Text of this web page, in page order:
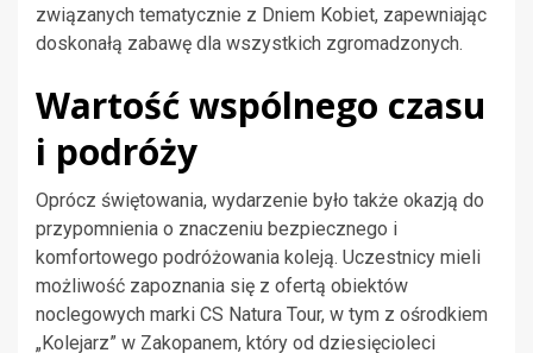
związanych tematycznie z Dniem Kobiet, zapewniając
doskonałą zabawę dla wszystkich zgromadzonych.
Wartość wspólnego czasu
i podróży
Oprócz świętowania, wydarzenie było także okazją do
przypomnienia o znaczeniu bezpiecznego i
komfortowego podróżowania koleją. Uczestnicy mieli
możliwość zapoznania się z ofertą obiektów
noclegowych marki CS Natura Tour, w tym z ośrodkiem
„Kolejarz” w Zakopanem, który od dziesięcioleci